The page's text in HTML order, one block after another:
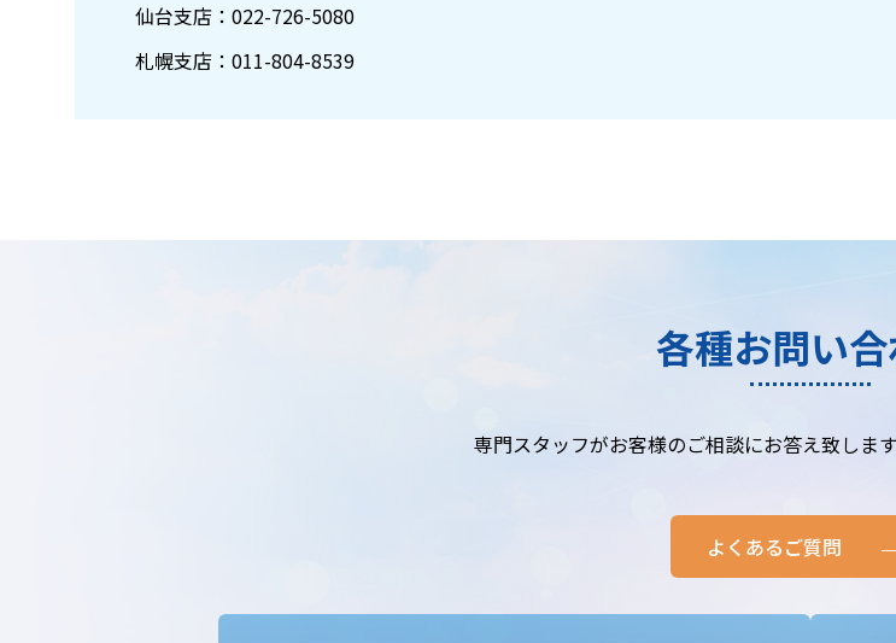
仙台支店：022-726-5080
札幌支店：011-804-8539
各種お問い
専門スタッフがお客様のご相談にお答え致しま
よくあるご質問